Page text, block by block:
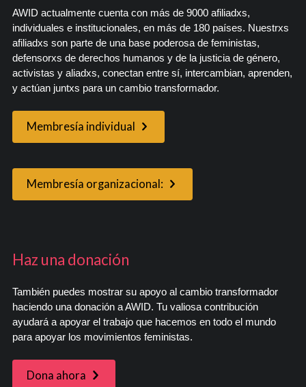
AWID actualmente cuenta con más de 9000 afiliadxs,
individuales e institucionales, en más de 180 países. Nuestrxs
afiliadxs son parte de una base poderosa de feministas,
defensorxs de derechos humanos y de la justicia de género,
activistas y aliadxs, conectan entre sí, intercambian, aprenden,
y actúan juntxs para un cambio transformador.
Membresía individual
Membresía organizacional:
Haz una donación
También puedes mostrar su apoyo al cambio transformador
haciendo una donación a AWID. Tu valiosa contribución
ayudará a apoyar el trabajo que hacemos en todo el mundo
para apoyar los movimientos feministas.
Dona ahora